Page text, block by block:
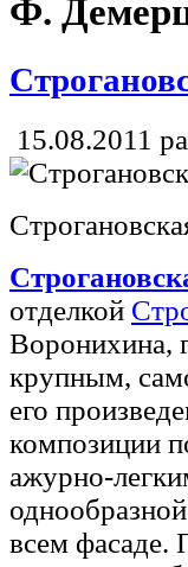
Ф.
15.08.2011
отделкой
Воронихина,
крупным,
его
композиции
ажурно-
всем фасаде.